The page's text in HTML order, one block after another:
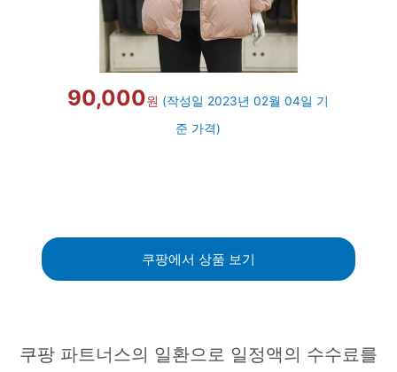
90,000원 (작성일 2023년 02월 04일 기
준 가격)
쿠팡에서 상품 보기
쿠팡 파트너스의 일환으로 일정액의 수수료를